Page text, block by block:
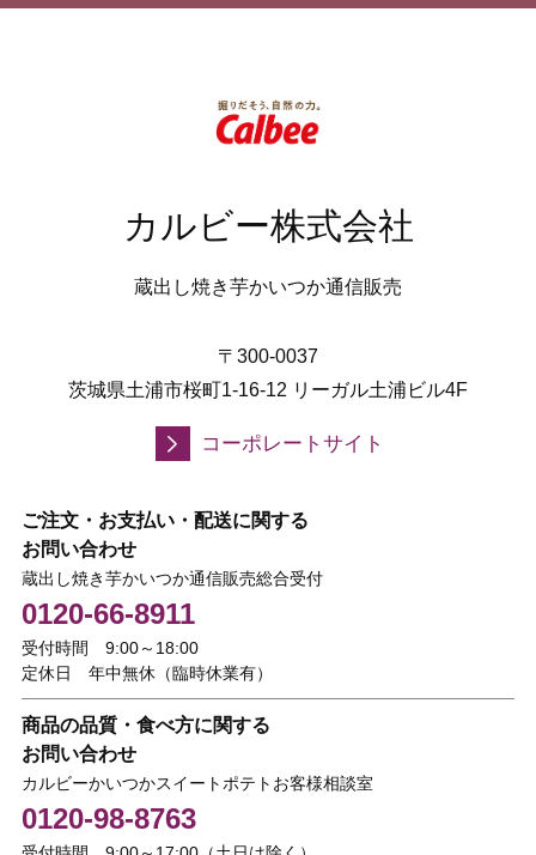
カルビー株式会社
蔵出し焼き芋かいつか通信販売
〒300-0037
茨城県土浦市桜町1-16-12 リーガル土浦ビル4F
コーポレートサイト
ご注文・お支払い・配送に関する
お問い合わせ
蔵出し焼き芋かいつか通信販売総合受付
0120-66-8911
受付時間 9:00～18:00
定休日 年中無休（臨時休業有）
商品の品質・食べ方に関する
お問い合わせ
カルビーかいつかスイートポテトお客様相談室
0120-98-8763